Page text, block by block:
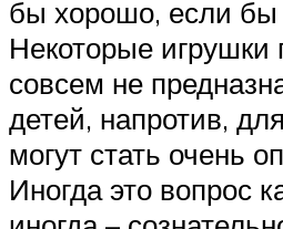
бы хорошо, если бы
Некоторые игрушки
совсем не
детей, напротив,
могут стать очень
Иногда это вопрос